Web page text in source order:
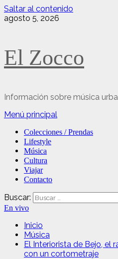
Saltar al contenido
agosto 5, 2026
El Zocco
Información sobre música
Menú principal
Colecciones / Prendas
Lifestyle
Música
Cultura
Viajar
Contacto
Buscar:
En vivo
Inicio
Música
El Interiorista de Bejo, el
con un cortometraje